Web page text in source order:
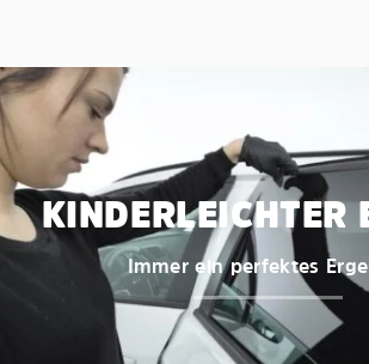
KINDERLEICHTER
Immer ein perfektes